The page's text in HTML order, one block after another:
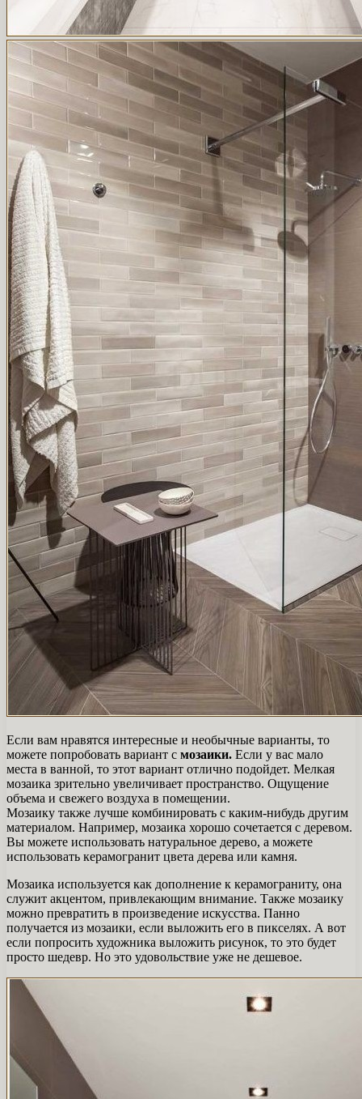
Если вам нравятся интересные и необычные варианты, то
можете попробовать вариант с мозаики. Если у вас мало
места в ванной, то этот вариант отлично подойдет. Мелкая
мозаика зрительно увеличивает пространство. Ощущение
объема и свежего воздуха в помещении.
Мозаику также лучше комбинировать с каким-нибудь другим
материалом. Например, мозаика хорошо сочетается с деревом.
Вы можете использовать натуральное дерево, а можете
использовать керамогранит цвета дерева или камня.
Мозаика используется как дополнение к керамограниту, она
служит акцентом, привлекающим внимание. Также мозаику
можно превратить в произведение искусства. Панно
получается из мозаики, если выложить его в пикселях. А вот
если попросить художника выложить рисунок, то это будет
просто шедевр. Но это удовольствие уже не дешевое.